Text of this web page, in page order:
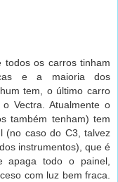
todos os carros tinham
e a maioria dos
tem, o último carro
Vectra. Atualmente o
também tenham) tem
(no caso do C3, talvez
instrumentos), que é
apaga todo o painel,
com luz bem fraca.